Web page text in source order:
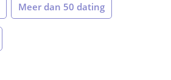
Meer dan 50 dating